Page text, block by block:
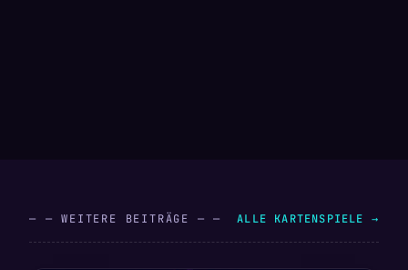
— — WEITERE BEITRÄGE — — ALLE KARTENSPIELE →